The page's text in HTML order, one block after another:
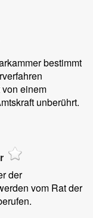
bestimmt
einem
unberührt.
der
vom Rat der